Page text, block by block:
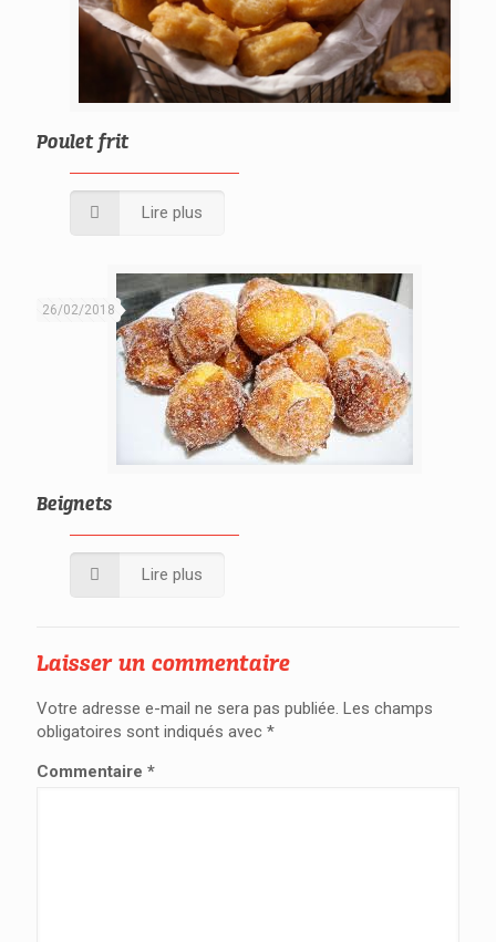
Poulet frit
Lire plus
26/02/2018
Beignets
Lire plus
Laisser un commentaire
Votre adresse e-mail ne sera pas publiée. Les champs
obligatoires sont indiqués avec *
Commentaire *